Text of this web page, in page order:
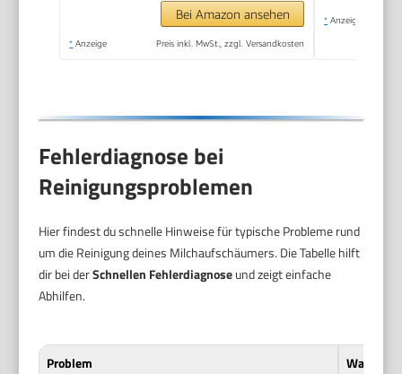
Zauberstab,
Getränkemixer für
Bei Amazon ansehen
* Anzeige Preis inkl. MwSt., zzgl. Versandkosten
* Anzeige
Fehlerdiagnose bei
Reinigungsproblemen
Hier findest du schnelle Hinweise für typische Probleme rund
um die Reinigung deines Milchaufschäumers. Die Tabelle hilft
dir bei derSchnellen Fehlerdiagnoseund zeigt einfache
Abhilfen.
Problem